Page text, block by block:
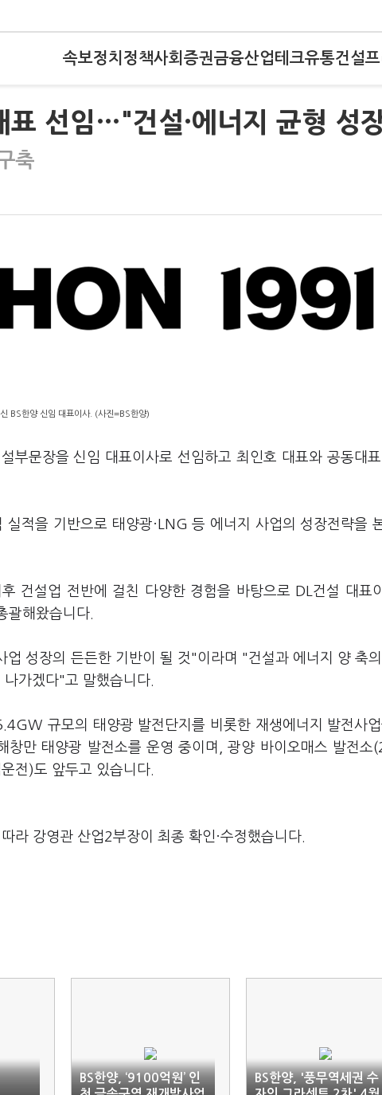
속보정치 정책사회 증권금융산업테크유통건설
표 선임…"건설·에너지 균형 성
축
BS한양 신임 대표이사. (사진=BS한양)
부문장을 신임 대표이사로 선임하고 최인호 대표와 공동대표
실적을 기반으로 태양광·LNG 등 에너지 사업의 성장전략을
건설업 전반에 걸친 다양한 경험을 바탕으로 DL건설 대표
괄해왔습니다.
성장의 든든한 기반이 될 것"이라며 "건설과 에너지 양 축
가겠다"고 말했습니다.
규모의 태양광 발전단지를 비롯한 재생에너지 발전사
창만 태양광 발전소를 운영 중이며, 광양 바이오매스 발전소
전)도 앞두고 있습니다.
라 강영관 산업2부장이 최종 확인·수정했습니다.
BS한양, ‘9100억원’ 인
BS한양, '풍무역세권 수